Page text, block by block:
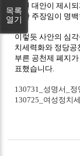
적인 대안이 제시
임한 주장임이 명백
이렇듯 사안의 심
치세력화와 정당공
부른 공천제 폐지
표했습니다.
130731_성명서_
130725_여성정치
목록
열기